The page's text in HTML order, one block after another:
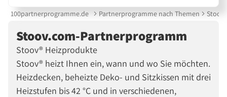
100partnerprogramme.de Partnerprogramme nach Themen
Stoov.com-Partnerprogramm
Stoov® Heizprodukte
Stoov® heizt Ihnen ein, wann und wo Sie möchten.
Heizdecken, beheizte Deko- und Sitzkissen mit drei
Heizstufen bis 42 °C und in verschiedenen,